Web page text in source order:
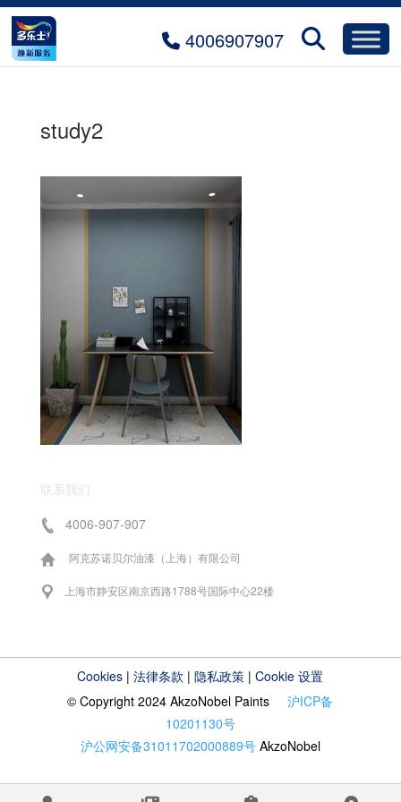
4006907907
study2
联系我们
4006-907-907
阿克苏诺贝尔油漆（上海）有限公司
上海市静安区南京西路1788号国际中心22楼
Cookies |法律条款 |隐私政策 |Cookie 设置
© Copyright 2024 AkzoNobel Paints沪ICP备
10201130号
沪公网安备31011702000889号 AkzoNobel